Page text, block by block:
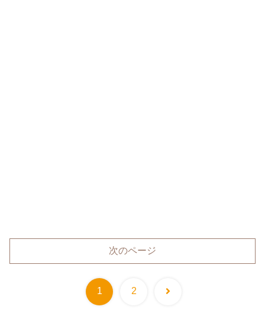
次のページ
1 2 次